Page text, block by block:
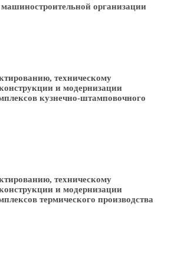
организации
техническому
и модернизации
кузнечно-штамповочного
техническому
и модернизации
термического производства